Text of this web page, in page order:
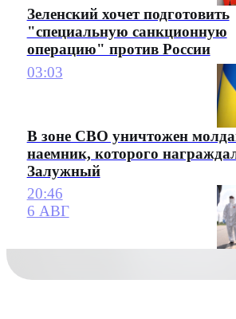
Зеленский хочет подготовить
"специальную санкционную
операцию" против России
03:03
В зоне СВО уничтожен
наемник, которого
Залужный
20:46
6 АВГ